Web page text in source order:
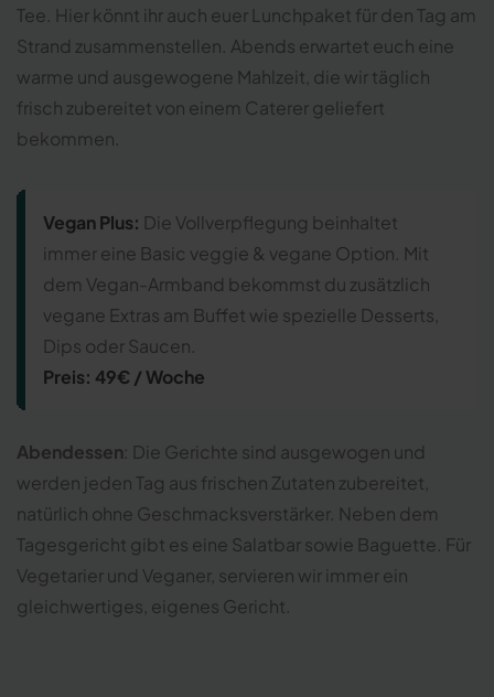
Tee. Hier könnt ihr auch euer Lunchpaket für den Tag am
Strand zusammenstellen. Abends erwartet euch eine
warme und ausgewogene Mahlzeit, die wir täglich
frisch zubereitet von einem Caterer geliefert
bekommen.
Vegan Plus: Die Vollverpflegung beinhaltet
immer eine Basic veggie & vegane Option. Mit
dem Vegan-Armband bekommst du zusätzlich
vegane Extras am Buffet wie spezielle Desserts,
Dips oder Saucen.
Preis: 49€ / Woche
Abendessen: Die Gerichte sind ausgewogen und
werden jeden Tag aus frischen Zutaten zubereitet,
natürlich ohne Geschmacksverstärker. Neben dem
Tagesgericht gibt es eine Salatbar sowie Baguette. Für
Vegetarier und Veganer, servieren wir immer ein
gleichwertiges, eigenes Gericht.